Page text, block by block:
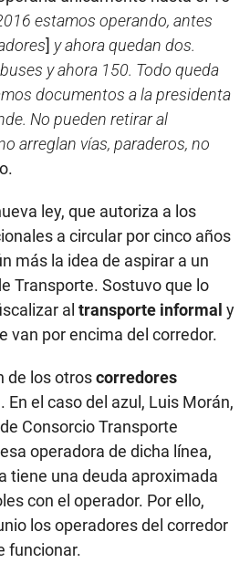
estamos operando, antes
] y ahora quedan dos.
y ahora 150. Todo queda
documentos a la presidenta
No pueden retirar al
arreglan vías, paraderos, no
ley, que autoriza a los
a circular por cinco años
más la idea de aspirar a un
Transporte. Sostuvo que lo
al transporte informal y
van por encima del corredor.
de los otroscorredores
el caso del azul, Luis Morán,
Consorcio Transporte
operadora de dicha línea,
tiene una deuda aproximada
con el operador. Por ello,
los operadores del corredor
funcionar.